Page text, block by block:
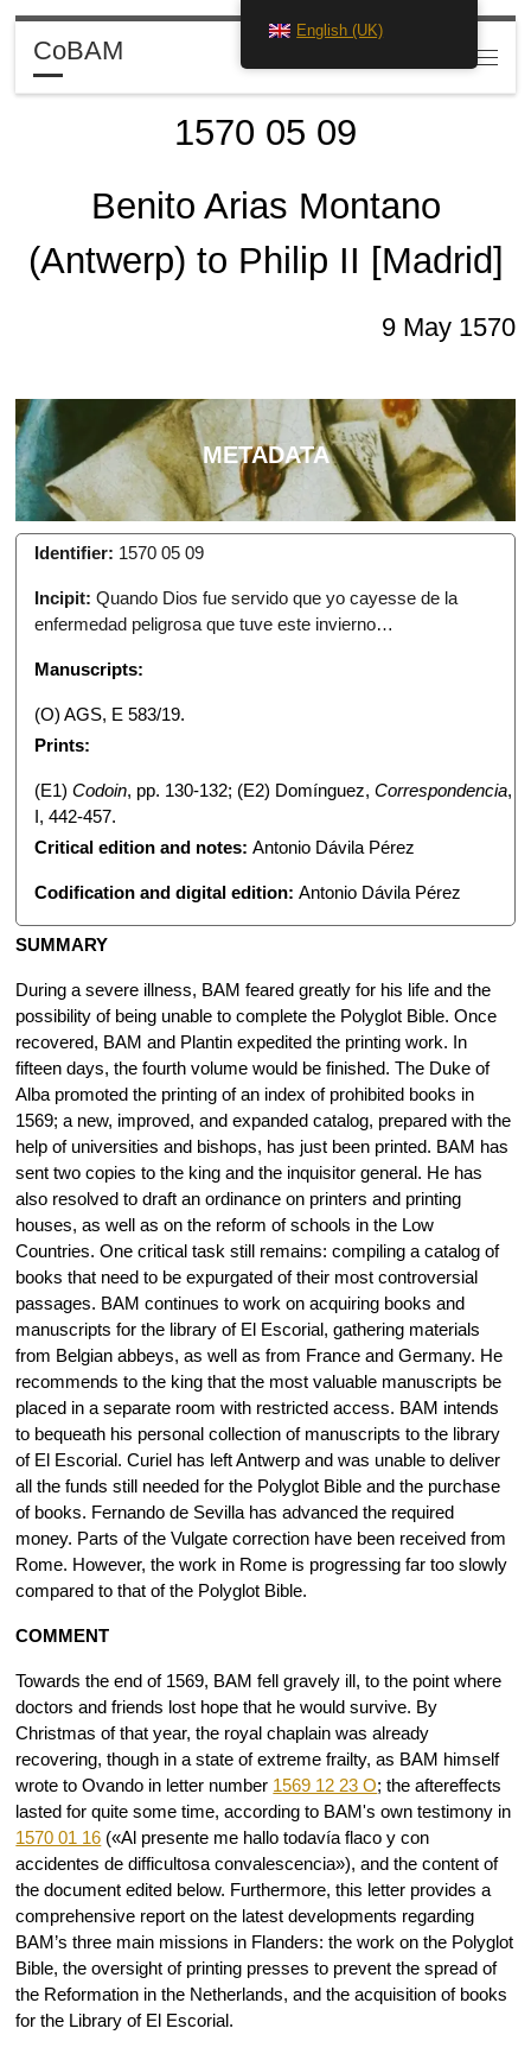
CoBAM
Search
1570 05 09
Benito Arias Montano
(Antwerp) to Philip II [Madrid]
9 May 1570
METADATA
Identifier: 1570 05 09
Incipit:Quando Dios fue servido que yo cayesse de la
enfermedad peligrosa que tuve este invierno…
Manuscripts:
(O) AGS, E 583/19.
Prints:
(E1)Codoin, pp. 130-132; (E2) Domínguez,Correspondencia,
I, 442-457.
Critical edition and notes:Antonio Dávila Pérez
Codification and digital edition:Antonio Dávila Pérez
SUMMARY
During a severe illness, BAM feared greatly for his life and the
possibility of being unable to complete the Polyglot Bible. Once
recovered, BAM and Plantin expedited the printing work. In
fifteen days, the fourth volume would be finished. The Duke of
Alba promoted the printing of an index of prohibited books in
1569; a new, improved, and expanded catalog, prepared with the
help of universities and bishops, has just been printed. BAM has
sent two copies to the king and the inquisitor general. He has
also resolved to draft an ordinance on printers and printing
houses, as well as on the reform of schools in the Low
Countries. One critical task still remains: compiling a catalog of
books that need to be expurgated of their most controversial
passages. BAM continues to work on acquiring books and
manuscripts for the library of El Escorial, gathering materials
from Belgian abbeys, as well as from France and Germany. He
recommends to the king that the most valuable manuscripts be
placed in a separate room with restricted access. BAM intends
to bequeath his personal collection of manuscripts to the library
of El Escorial. Curiel has left Antwerp and was unable to deliver
all the funds still needed for the Polyglot Bible and the purchase
of books. Fernando de Sevilla has advanced the required
money. Parts of the Vulgate correction have been received from
Rome. However, the work in Rome is progressing far too slowly
compared to that of the Polyglot Bible.
COMMENT
Towards the end of 1569, BAM fell gravely ill, to the point where
doctors and friends lost hope that he would survive. By
Christmas of that year, the royal chaplain was already
recovering, though in a state of extreme frailty, as BAM himself
wrote to Ovando in letter number 1569 12 23 O; the aftereffects
lasted for quite some time, according to BAM's own testimony in
1570 01 16 («Al presente me hallo todavía flaco y con
accidentes de difficultosa convalescencia»), and the content of
the document edited below. Furthermore, this letter provides a
comprehensive report on the latest developments regarding
BAM’s three main missions in Flanders: the work on the Polyglot
Bible, the oversight of printing presses to prevent the spread of
the Reformation in the Netherlands, and the acquisition of books
for the Library of El Escorial.
English (UK)